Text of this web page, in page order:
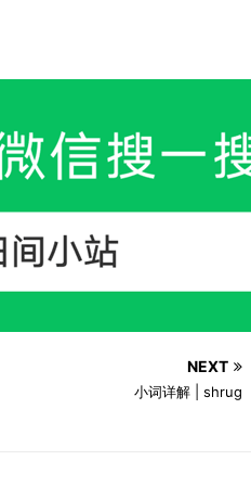
NEXT
小词详解 | shrug